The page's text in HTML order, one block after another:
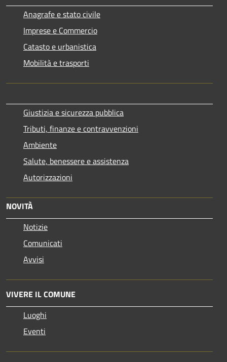
Anagrafe e stato civile
Imprese e Commercio
Catasto e urbanistica
Mobilità e trasporti
Giustizia e sicurezza pubblica
Tributi, finanze e contravvenzioni
Ambiente
Salute, benessere e assistenza
Autorizzazioni
NOVITÀ
Notizie
Comunicati
Avvisi
VIVERE IL COMUNE
Luoghi
Eventi